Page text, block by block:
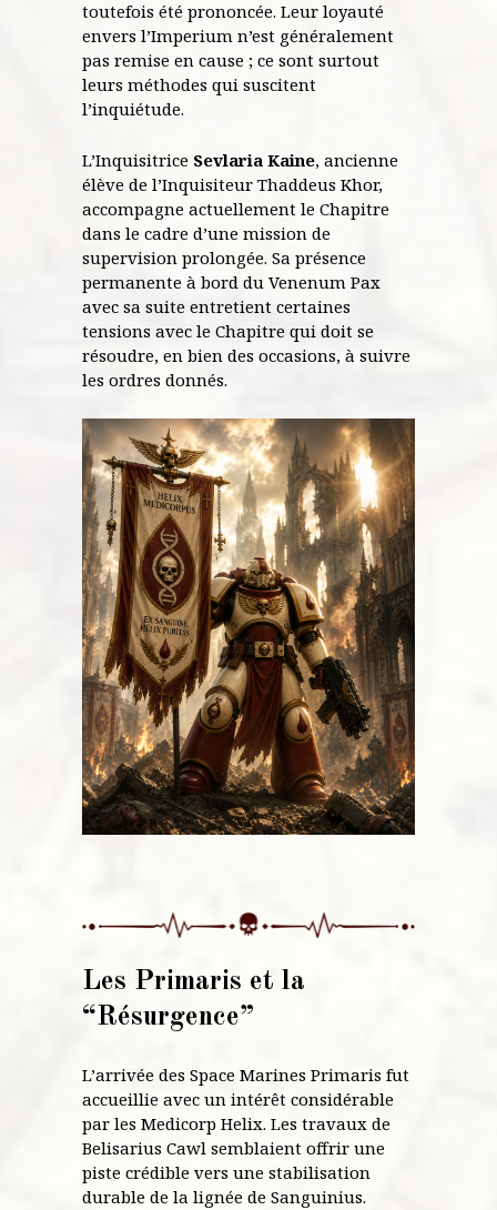
toutefois été prononcée. Leur loyauté
envers l’Imperium n’est généralement
pas remise en cause ; ce sont surtout
leurs méthodes qui suscitent
l’inquiétude.
L’Inquisitrice Sevlaria Kaine, ancienne
élève de l’Inquisiteur Thaddeus Khor,
accompagne actuellement le Chapitre
dans le cadre d’une mission de
supervision prolongée. Sa présence
permanente à bord du Venenum Pax
avec sa suite entretient certaines
tensions avec le Chapitre qui doit se
résoudre, en bien des occasions, à suivre
les ordres donnés.
Les Primaris et la
“Résurgence”
L’arrivée des Space Marines Primaris fut
accueillie avec un intérêt considérable
par les Medicorp Helix. Les travaux de
Belisarius Cawl semblaient offrir une
piste crédible vers une stabilisation
durable de la lignée de Sanguinius.